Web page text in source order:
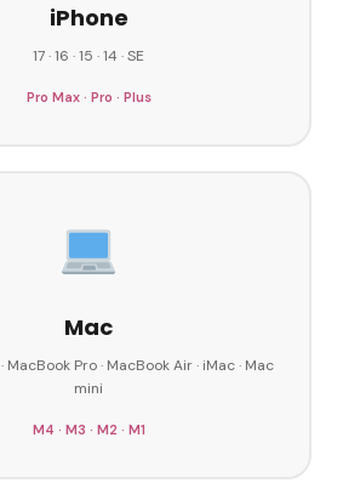
iPhone
17 · 16 · 15 · 14 · SE
Pro Max · Pro · Plus
Mac
MacBook Pro · MacBook Air · iMac · Mac
mini
M4 · M3 · M2 · M1